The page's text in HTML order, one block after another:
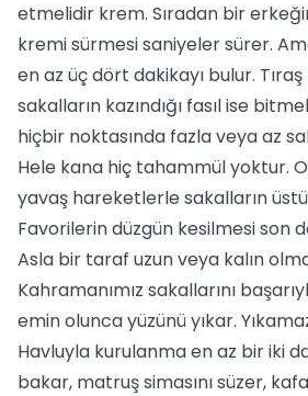
etmelidir krem. Sıradan bir
kremi sürmesi saniyeler sürer.
en az üç dört dakikayı bulur. Tıraş
sakalların kazındığı fasıl ise
hiçbir noktasında fazla veya az
Hele kana hiç tahammül yoktur.
yavaş hareketlerle sakalların
Favorilerin düzgün kesilmesi son
Asla bir taraf uzun veya kalın
Kahramanımız sakallarını
emin olunca yüzünü yıkar.
Havluyla kurulanma en az bir iki
bakar, matruş simasını süzer,